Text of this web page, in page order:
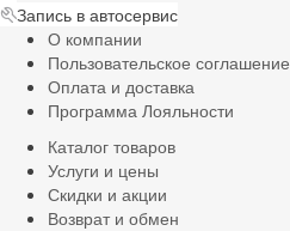
Запись в автосервис
О компании
Пользовательское соглашение
Оплата и доставка
Программа Лояльности
Каталог товаров
Услуги и цены
Скидки и акции
Возврат и обмен